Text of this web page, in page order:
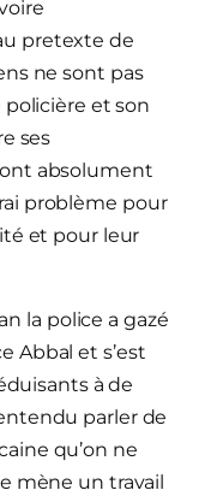
pretexte de
ne sont pas
policière et son
ses
absolument
problème pour
et pour leur
la police a gazé
Abbal et s’est
à de
parler de
qu’on ne
mène un travail